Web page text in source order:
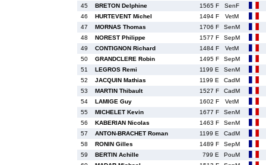
45
BRETON Delphine 1565 F
SenF
46
HURTEVENT Michel 1494 F
VetM
47
MORNAS Thomas 1706 F
SenM
48
NOREST Philippe 1577 F
SepM
49
CONTIGNON Richard 1484 F
VetM
50
GRANDCLERE Robin 1495 F
SepM
51
LEGROS Remi 1199 E
SenM
52
JACQUIN Mathias 1199 E
CadM
53
MARTIN Thibault 1527 F
CadM
54
LAMIGE Guy 1602 F
VetM
55
MICHELET Kevin 1677 F
SenM
56
KABERIAN Nicolas 1463 F
SenM
57
ANTON-BRACHET Roman 1199 E
CadM
58
RONIN Gilles 1489 F
SepM
59
BERTIN Achille 799 E
PouM